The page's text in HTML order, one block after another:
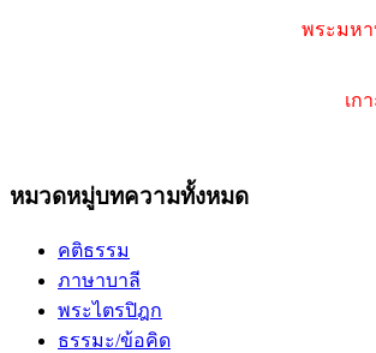
พระมห
เก
หมวดหมู่บทความทั้งหมด
คติธรรม
ภาษาบาลี
พระไตรปิฎก
ธรรมะ/ข้อคิด